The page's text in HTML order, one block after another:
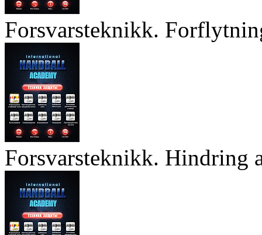
Forsvarsteknikk.
Forsvarsteknikk. Hindring